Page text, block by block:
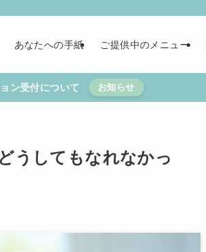
あなたへの手紙 ご提供中のメニュー
ン受付について お知らせ
うしてもなれなかっ